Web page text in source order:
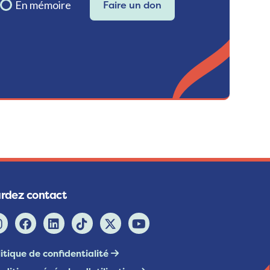
En mémoire Faire un don
contact
de confidentialité